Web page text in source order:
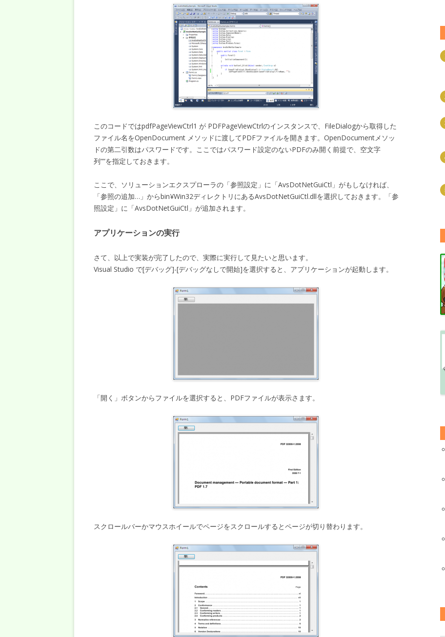
このコードではpdfPageViewCtrl1 が PDFPageViewCtrlのインスタンスで、FileDialogから取得した
ファイル名をOpenDocument メソッドに渡してPDFファイルを開きます。OpenDocumentメソッ
ドの第二引数はパスワードです。ここではパスワード設定のないPDFのみ開く前提で、空文字
列””を指定しておきます。
ここで、ソリューションエクスプローラの「参照設定」に「AvsDotNetGuiCtl」がもしなければ、
「参照の追加…」からbin¥Win32ディレクトリにあるAvsDotNetGuiCtl.dllを選択しておきます。「参
照設定」に「AvsDotNetGuiCtl」が追加されます。
アプリケーションの実行
さて、以上で実装が完了したので、実際に実行して見たいと思います。
Visual Studio で[デバッグ]-[デバッグなしで開始]を選択すると、アプリケーションが起動します。
「開く」ボタンからファイルを選択すると、PDFファイルが表示さます。
スクロールバーかマウスホイールでページをスクロールするとページが切り替わります。